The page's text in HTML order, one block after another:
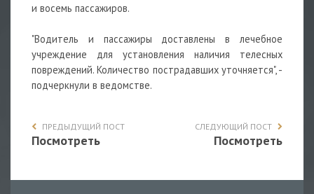
и восемь пассажиров.
"Водитель и пассажиры доставлены в лечебное
учреждение для установления наличия телесных
повреждений. Количество пострадавших уточняется", -
подчеркнули в ведомстве.
ПРЕДЫДУЩИЙ ПОСТ
Посмотреть
СЛЕДУЮЩИЙ ПОСТ
Посмотреть